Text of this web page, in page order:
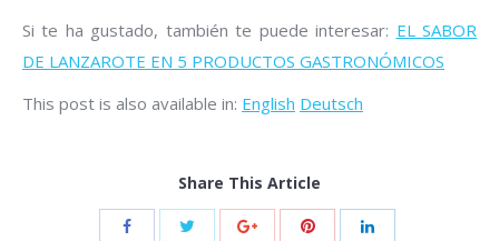
Si te ha gustado, también te puede interesar: EL SABOR
DE LANZAROTE EN 5 PRODUCTOS GASTRONÓMICOS
This post is also available in: English Deutsch
Share This Article